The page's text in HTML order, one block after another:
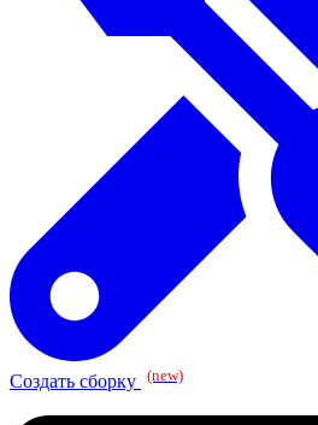
Создать сборку (new)